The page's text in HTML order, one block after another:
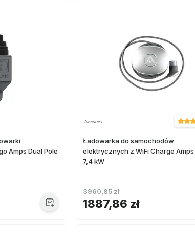
Amps Dual Pole
Ładowarka do samochodów
elektrycznych z WiFi Charge Amps
7,4 kW
1887,86 zł
3960,85 zł